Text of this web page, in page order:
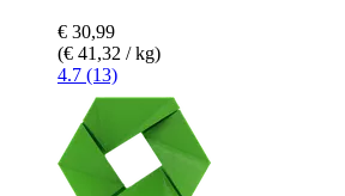
€ 30,99
(€ 41,32 / kg)
4.7 (13)